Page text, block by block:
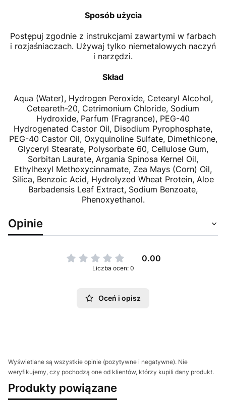
Sposób użycia
Postępuj zgodnie z instrukcjami zawartymi w farbach
i rozjaśniaczach. Używaj tylko niemetalowych naczyń
i narzędzi.
Skład
Aqua (Water), Hydrogen Peroxide, Cetearyl Alcohol,
Ceteareth-20, Cetrimonium Chloride, Sodium
Hydroxide, Parfum (Fragrance), PEG-40
Hydrogenated Castor Oil, Disodium Pyrophosphate,
PEG-40 Castor Oil, Oxyquinoline Sulfate, Dimethicone,
Glyceryl Stearate, Polysorbate 60, Cellulose Gum,
Sorbitan Laurate, Argania Spinosa Kernel Oil,
Ethylhexyl Methoxycinnamate, Zea Mays (Corn) Oil,
Silica, Benzoic Acid, Hydrolyzed Wheat Protein, Aloe
Barbadensis Leaf Extract, Sodium Benzoate,
Phenoxyethanol.
Opinie
0.00
Liczba ocen: 0
Oceń i opisz
Wyświetlane są wszystkie opinie (pozytywne i negatywne). Nie
weryfikujemy, czy pochodzą one od klientów, którzy kupili dany produkt.
Produkty powiązane